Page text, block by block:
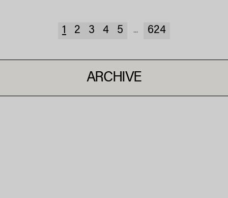
1 2 3 4 5 ... 624
ARCHIVE